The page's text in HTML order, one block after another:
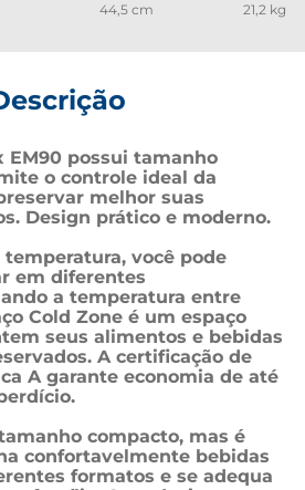
44,5 cm
21,2 kg
EM90 possui tamanho
o controle ideal da
melhor suas
Design prático e moderno.
você pode
em diferentes
a temperatura entre
Cold Zone é um espaço
seus alimentos e bebidas
A certificação de
A garante economia de até
compacto, mas é
confortavelmente bebidas
formatos e se adequa